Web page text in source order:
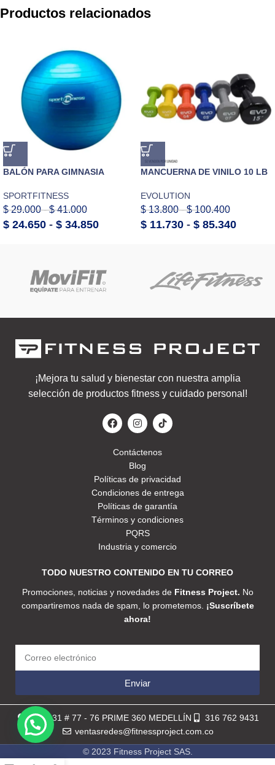
Productos relacionados
BALÓN PARA GIMNASIA
SPORTFITNESS
$29.000 - $41.000
$ 24.650 - $ 34.850
MANCUERNA DE VINILO 10 LB
EVOLUTION
$13.800 - $100.400
$ 11.730 - $ 85.340
¡Mejora tu salud y bienestar con nuestra amplia
selección de productos fitness y cuidado personal!
Contáctenos
Blog
Políticas de privacidad
Condiciones de entrega
Políticas de garantía
Términos y condiciones
PQRS
Industria y comercio
TODO NUESTRO CONTENIDO EN TU CORREO
Promociones, noticias y novedades de Fitness Project. No
compartiremos nada de spam, lo prometemos. ¡Suscríbete
ahora!
Enviar
Calle 31 # 77 - 76 PRIME 360 MEDELLÍN
316 762 9431
ventasredes@fitnessproject.com.co
© 2023 Fitness Project SAS.